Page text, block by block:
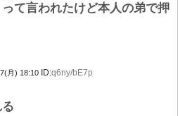
って言われたけど本人の弟で押
月) 18:10 ID:q6ny/bE7p